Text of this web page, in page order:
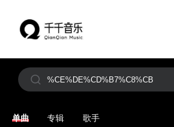

单曲 专辑 歌手